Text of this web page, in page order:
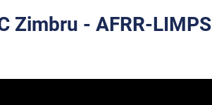
Zimbru - AFRR-LIMPS